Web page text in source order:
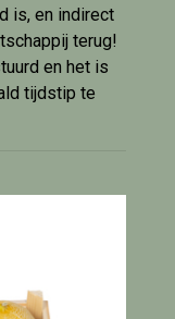
is, en indirect
terug!
en het is
tijdstip te